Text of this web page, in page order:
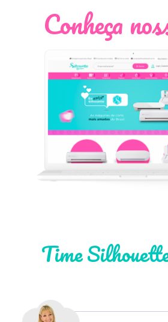
Conheça
Time
Léia Pastori
Thiara Ney